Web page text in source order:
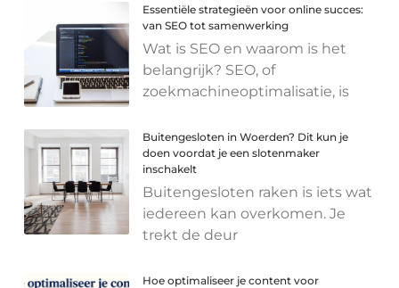
Essentiële strategieën voor online succes:
van SEO tot samenwerking
Wat is SEO en waarom is het
belangrijk? SEO, of
zoekmachineoptimalisatie, is
Buitengesloten in Woerden? Dit kun je
doen voordat je een slotenmaker
inschakelt
Buitengesloten raken is iets wat
iedereen kan overkomen. Je
trekt de deur
Hoe optimaliseer je content voor